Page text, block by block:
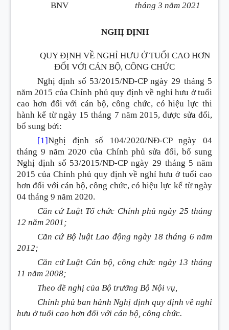
BNV
tháng 3 năm 2021
NGHỊ ĐỊNH
QUY ĐỊNH VỀ NGHỈ HƯU Ở TUỔI CAO HƠN
ĐỐI VỚI CÁN BỘ, CÔNG CHỨC
Nghị định số 53/2015/NĐ-CP ngày 29 tháng 5
năm 2015 của Chính phủ quy định về nghỉ hưu ở tuổi
cao hơn đối với cán bộ, công chức, có hiệu lực thi
hành kể từ ngày 15 tháng 7 năm 2015, được sửa đổi,
bổ sung bởi:
[1]Nghị định số 104/2020/NĐ-CP ngày 04
tháng 9 năm 2020 của Chính phủ sửa đổi, bổ sung
Nghị định số 53/2015/NĐ-CP ngày 29 tháng 5 năm
2015 của Chính phủ quy định về nghỉ hưu ở tuổi cao
hơn đối với cán bộ, công chức, có hiệu lực kể từ ngày
04 tháng 9 năm 2020.
Căn cứ Luật Tổ chức Chính phủ ngày 25 tháng
12 năm 2001;
Căn cứ Bộ luật Lao động ngày 18 tháng 6 năm
2012;
Căn cứ Luật Cán bộ, công chức ngày 13 tháng
11 năm 2008;
Theo đề nghị của Bộ trưởng Bộ Nội vụ,
Chính phủ ban hành Nghị định quy định về nghỉ
hưu ở tuổi cao hơn đối với cán bộ, công chức.